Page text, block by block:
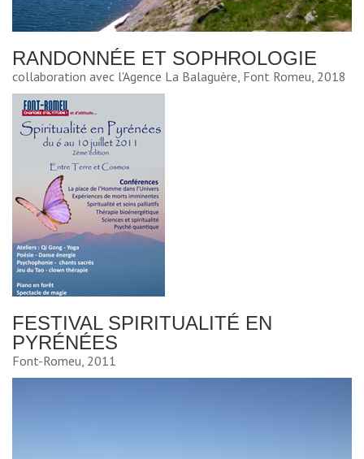
RANDONNÉE ET SOPHROLOGIE
collaboration avec l'Agence La Balaguère, Font Romeu, 2018
FESTIVAL SPIRITUALITÉ EN
PYRÉNÉES
Font-Romeu, 2011